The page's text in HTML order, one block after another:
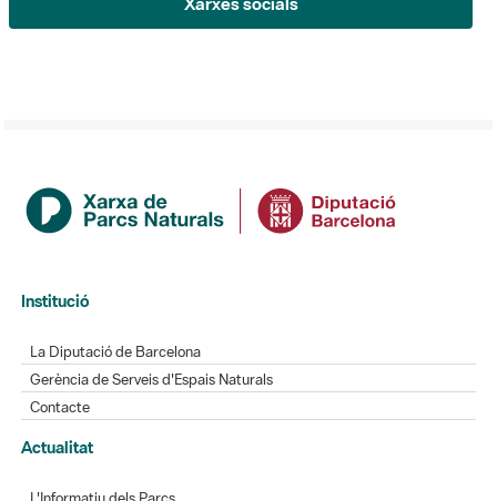
Institució
Gerència de Serveis d'Espais Naturals
Actualitat
L'Informatiu dels Parcs
Gaudim als Parcs